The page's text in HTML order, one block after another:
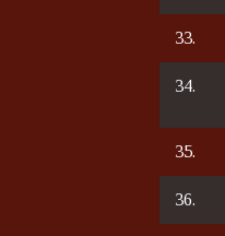
33.
34.
35.
36.